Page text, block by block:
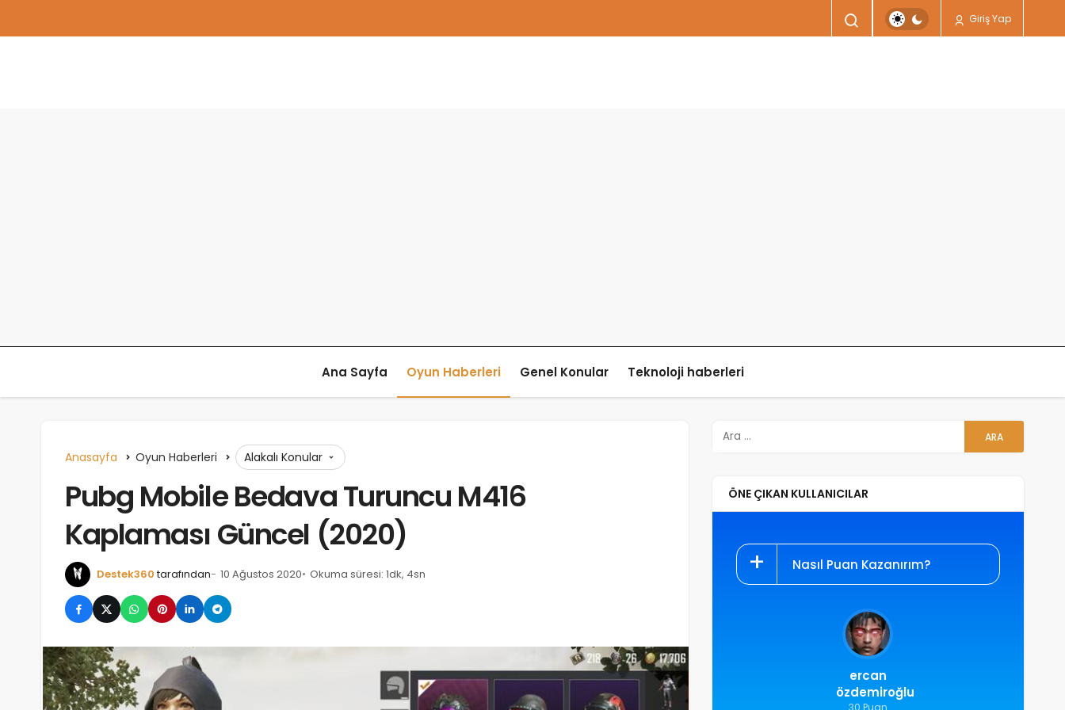
Giriş Yap
Ana Sayfa Oyun Haberleri Genel Konular Teknoloji haberleri
Anasayfa Oyun Haberleri Alakalı Konular
Pubg Mobile Bedava Turuncu M416
Kaplaması Güncel (2020)
Destek360 tarafından 10 Ağustos 2020 Okuma süresi: 1dk, 4sn
ÖNE ÇIKAN KULLANICILAR
Nasıl Puan Kazanırım?
ercan
özdemiroğlu
30 Puan